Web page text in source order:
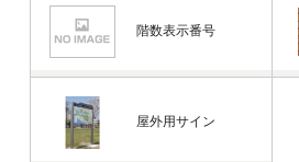
階数表示番号
屋外用サイン